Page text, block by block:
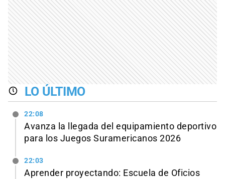
LO ÚLTIMO
22:08
Avanza la llegada del equipamiento deportivo
para los Juegos Suramericanos 2026
22:03
Aprender proyectando: Escuela de Oficios